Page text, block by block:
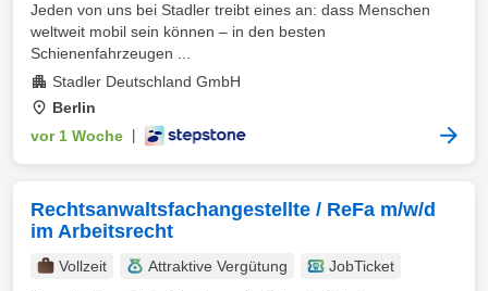
Jeden von uns bei Stadler treibt eines an: dass Menschen
weltweit mobil sein können – in den besten
Schienenfahrzeugen ...
Stadler Deutschland GmbH
Berlin
vor 1 Woche
Rechtsanwaltsfachangestellte / ReFa m/w/d
im Arbeitsrecht
Vollzeit Attraktive Vergütung
JobTicket